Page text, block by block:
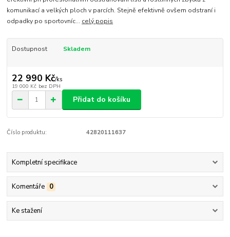
komunikací a velkých ploch v parcích. Stejně efektivně ovšem odstraní i
odpadky po sportovníc... celý popis
Dostupnost Skladem
22 990 Kč/ks
19 000 Kč bez DPH
Přidat do košíku
Číslo produktu: 42820111637
Kompletní specifikace
Komentáře 0
Ke stažení